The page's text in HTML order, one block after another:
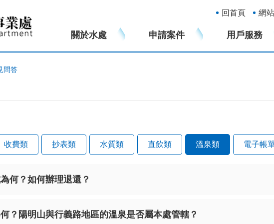
回首頁
網
關於水處 申請案件 用戶服務
問答
收費類 抄表類 水質類 直飲類 溫泉類 電子帳
何？如何辦理退還？
？陽明山與行義路地區的溫泉是否屬本處管轄？